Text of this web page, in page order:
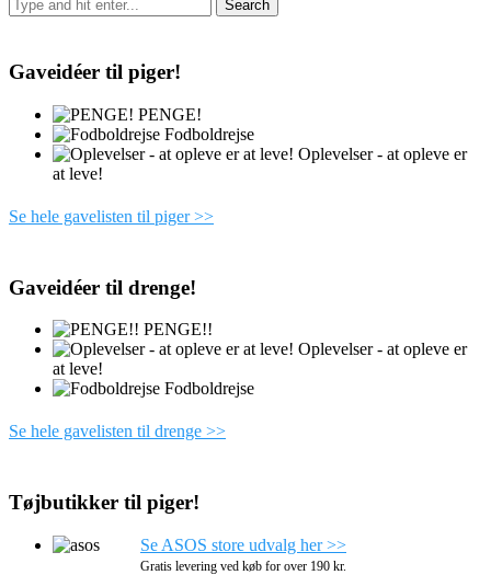
Gaveidéer til piger!
PENGE!
Fodboldrejse
Oplevelser - at opleve er
at leve!
Se hele gavelisten til piger >>
Gaveidéer til drenge!
PENGE!!
Oplevelser - at opleve er
at leve!
Fodboldrejse
Se hele gavelisten til drenge >>
Tøjbutikker til piger!
Se ASOS store udvalg her >>
Gratis levering ved køb for over 190 kr.